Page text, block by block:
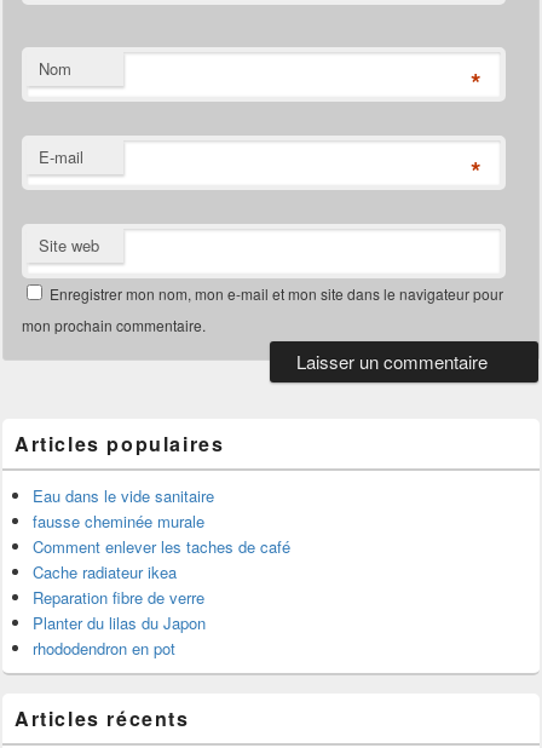
Nom *
E-mail *
Site web
Enregistrer mon nom, mon e-mail et mon site dans le navigateur pour
mon prochain commentaire.
Articles populaires
Eau dans le vide sanitaire
fausse cheminée murale
Comment enlever les taches de café
Cache radiateur ikea
Reparation fibre de verre
Planter du lilas du Japon
rhododendron en pot
Articles récents